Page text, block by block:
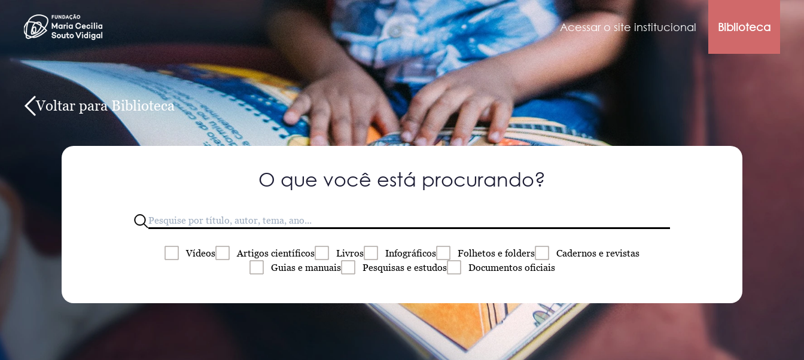
Acessar o site institucional Biblioteca
Voltar para Biblioteca
O que você está procurando?
Vídeos Artigos científicos Livros Infográficos Folhetos e folders Cadernos e revistas
Guias e manuais Pesquisas e estudos Documentos oficiais